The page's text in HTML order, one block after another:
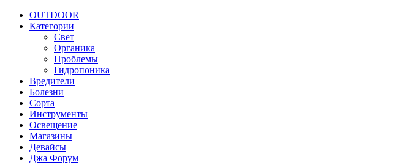
OUTDOOR
Категории
Свет
Органика
Проблемы
Гидропоника
Вредители
Болезни
Сорта
Инструменты
Освещение
Магазины
Девайсы
Джа Форум